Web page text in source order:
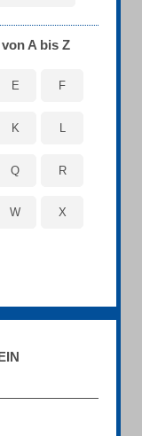
A bis Z
E F
K L
Q R
W X